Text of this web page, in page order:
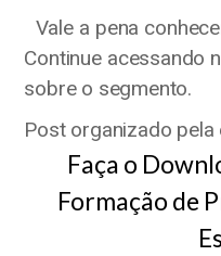
Vale a pena
Continue acessando
sobre o segmento.
Post organizado pela
Faça o
Formação de